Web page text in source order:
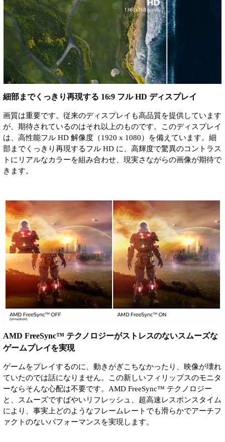
細部までくっきり再現する 16:9 フル HD ディスプレイ
画質は重要です。従来のディスプレイも高品質を提供しています
が、期待されているのはそれ以上のものです。このディスプレイ
は、高性能フル HD 解像度（1920 x 1080）を備えています。細
部までくっきり再現するフル HD に、高輝度で驚異のコントラス
トにリアルなカラーを組み合わせ、現実さながらの画像が期待で
きます。
AMD FreeSync™ テクノロジーがストレスのないスムーズな
ゲームプレイを実現
ゲームをプレイするのに、動きがぎこちなかったり、映像が壊れ
ていたのでは話になりません。この新しいフィリップスのモニタ
ーならそんな心配は不要です。AMD FreeSync™ テクノロジー
と、スムーズですばやいリフレッシュ、超高速レスポンスタイム
により、事実上どのようなフレームレートでも滑らかでアーチフ
ァクトのないパフォーマンスを実現します。